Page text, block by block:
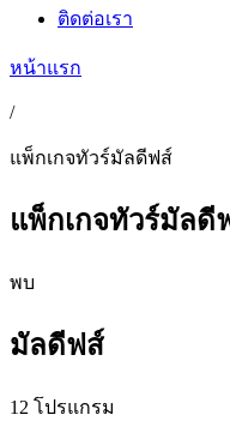
ติดต่อเรา
หน้าแรก
/
แพ็กเกจทัวร์มัลดีฟส์
แพ็กเกจทัวร์มัลดี
พบ
มัลดีฟส์
12 โปรแกรม